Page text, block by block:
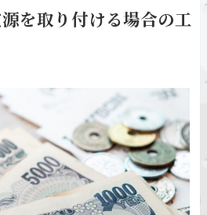
を取り付ける場合の工